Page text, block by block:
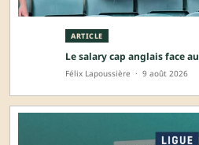
ARTICLE
Le salary cap anglais face
Félix Lapoussière · 9 août 2026